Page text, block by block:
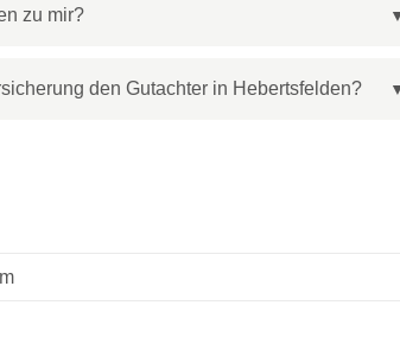
zu mir?
den Gutachter in Hebertsfelden?